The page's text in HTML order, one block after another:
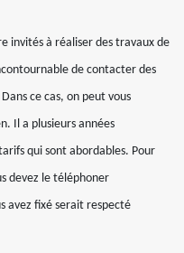
invités à réaliser des travaux de
de contacter des
ce cas, on peut vous
Il a plusieurs années
qui sont abordables. Pour
devez le téléphoner
avez fixé serait respecté